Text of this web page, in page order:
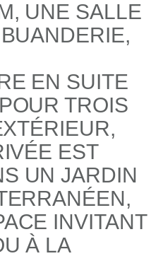
UNE SALLE
EN SUITE
TROIS
EST
UN JARDIN
INVITANT
À LA